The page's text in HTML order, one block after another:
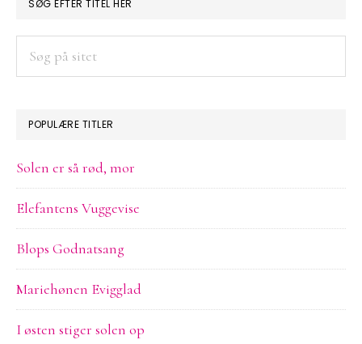
SIDEBAR
SØG EFTER TITEL HER
POPULÆRE TITLER
Solen er så rød, mor
Elefantens Vuggevise
Blops Godnatsang
Mariehønen Evigglad
I østen stiger solen op